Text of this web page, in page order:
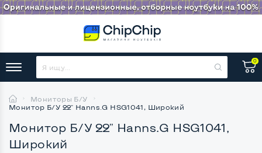
0
Мониторы Б/У
Монитор Б/У 22" Hanns.G HSG1041, Широкий
Монитор Б/У 22" Hanns.G HSG1041,
Широкий